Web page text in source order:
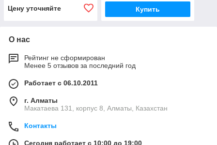
Цену уточняйте Купить
О нас
Рейтинг не сформирован
Менее 5 отзывов за последний год
Работает с 06.10.2011
г. Алматы
Макатаева 131, корпус 8, Алматы, Казахстан
Контакты
Сегодня работает с 10:00 до 19:00